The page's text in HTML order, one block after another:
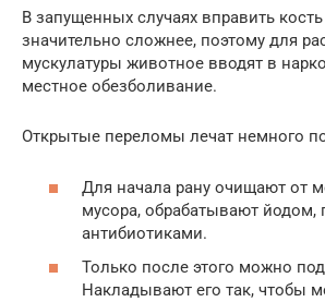
В запущенных случаях вправить
значительно сложнее, поэтому для
мускулатуры животное вводят в
местное обезболивание.
Открытые переломы лечат немного
Для начала рану очищают от
мусора, обрабатывают
антибиотиками.
Только после этого можно
Накладывают его так, чтобы